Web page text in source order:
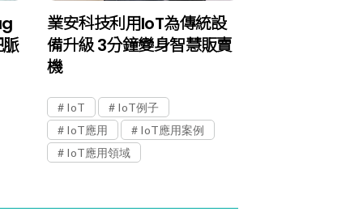
業安科技利用IoT為傳統設
備升級 3分鐘變身智慧販賣
機
IoT
IoT例子
IoT應用
IoT應用案例
IoT應用領域